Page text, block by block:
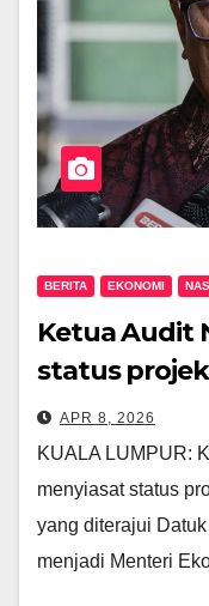
BERITA EKONOMI
Ketua Audit
status
lemak
APR 8, 2026
KUALA LUMPUR:
menyiasat status
yang diterajui
menjadi Menteri